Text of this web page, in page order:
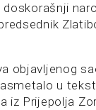
objavljenog
u
iz Prijepolja